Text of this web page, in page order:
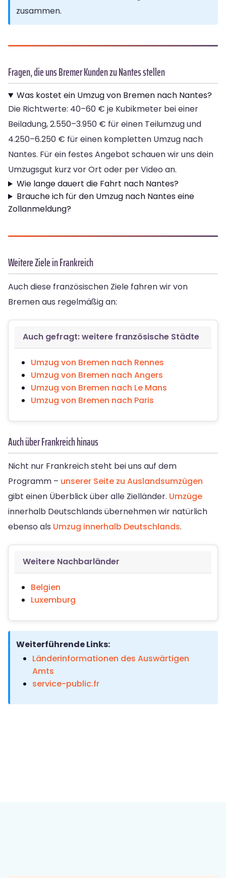
zusammen.
Fragen, die uns Bremer Kunden zu Nantes stellen
Was kostet ein Umzug von Bremen nach Nantes?
Die Richtwerte: 40–60 € je Kubikmeter bei einer
Beiladung, 2.550–3.950 € für einen Teilumzug und
4.250–6.250 € für einen kompletten Umzug nach
Nantes. Für ein festes Angebot schauen wir uns dein
Umzugsgut kurz vor Ort oder per Video an.
Wie lange dauert die Fahrt nach Nantes?
Brauche ich für den Umzug nach Nantes eine
Zollanmeldung?
Weitere Ziele in Frankreich
Auch diese französischen Ziele fahren wir von
Bremen aus regelmäßig an:
Auch gefragt: weitere französische Städte
Umzug von Bremen nach Rennes
Umzug von Bremen nach Angers
Umzug von Bremen nach Le Mans
Umzug von Bremen nach Paris
Auch über Frankreich hinaus
Nicht nur Frankreich steht bei uns auf dem
Programm – unserer Seite zu Auslandsumzügen
gibt einen Überblick über alle Zielländer. Umzüge
innerhalb Deutschlands übernehmen wir natürlich
ebenso als Umzug innerhalb Deutschlands.
Weitere Nachbarländer
Belgien
Luxemburg
Weiterführende Links:
Länderinformationen des Auswärtigen
Amts
service-public.fr